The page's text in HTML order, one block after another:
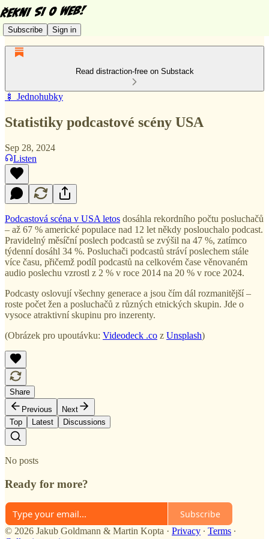
Subscribe Sign in
Read distraction-free on Substack
🍢 Jednohubky
Statistiky podcastové scény USA
Sep 28, 2024
Listen
Podcastová scéna v USA letos dosáhla rekordního počtu posluchačů
– až 67 % americké populace nad 12 let někdy poslouchalo podcast.
Pravidelný měsíční poslech podcastů se zvýšil na 47 %, zatímco
týdenní dosáhl 34 %. Posluchači podcastů stráví poslechem stále
více času, přičemž podíl podcastů na celkovém čase věnovaném
audio poslechu vzrostl z 2 % v roce 2014 na 20 % v roce 2024.
Podcasty oslovují všechny generace a jsou čím dál rozmanitější –
roste počet žen a posluchačů z různých etnických skupin. Jde o
vysoce atraktivní skupinu pro inzerenty.
(Obrázek pro upoutávku: Videodeck .co z Unsplash)
Share
Previous
Next
Top
Latest Discussions
No posts
Ready for more?
Subscribe
© 2026 Jakub Goldmann & Martin Kopta · Privacy ∙ Terms ∙